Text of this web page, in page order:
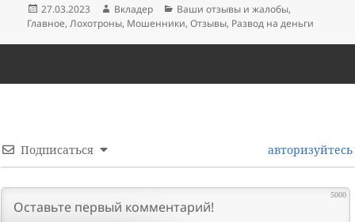
Опубликовано
27.03.2023 Автор
Вкладер Рубрики
Ваши отзывы и жалобы,
Главное,Лохотроны, Мошенники,Отзывы, Развод на деньги
Подписаться авторизуйтесь
5000